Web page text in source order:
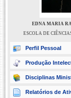
EDNA MARIA
ESCOLA DE
Perfil Pessoal
Produção
Disciplinas
Relatórios de